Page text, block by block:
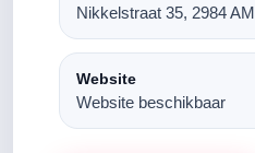
Nikkelstraat 35, 2984
Website
Website beschikbaar